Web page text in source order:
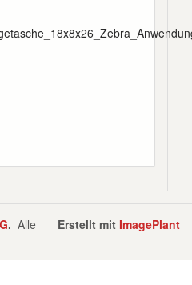
Erstellt mit ImagePlant
. Alle